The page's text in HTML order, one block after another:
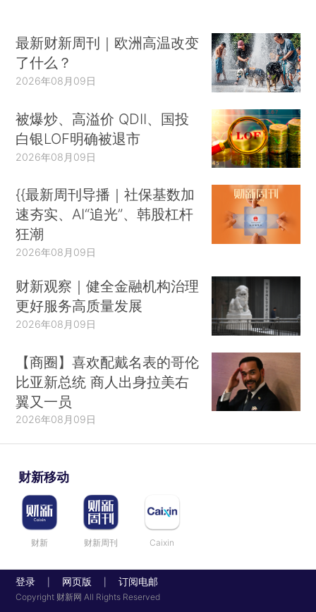
最新财新周刊｜欧洲高温改变
了什么？
2026年08月09日
被爆炒、高溢价 QDII、国投
白银LOF明确被退市
2026年08月09日
{{最新周刊导播｜社保基数加
速夯实、AI“追光”、韩股杠杆
狂潮
2026年08月09日
财新观察｜健全金融机构治理
更好服务高质量发展
2026年08月09日
【商圈】喜欢配戴名表的哥伦
比亚新总统 商人出身拉美右
翼又一员
2026年08月09日
财新移动
财新 财新周刊 Caixin
登录 网页版 订阅电邮
Copyright 财新网 All Rights Reserved